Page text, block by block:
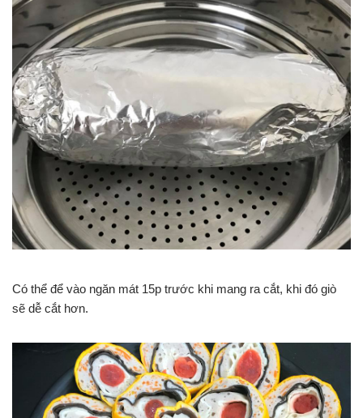
Có thể để vào ngăn mát 15p trước khi mang ra cắt, khi đó giò
sẽ dễ cắt hơn.